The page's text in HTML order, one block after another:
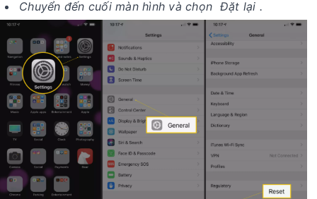
Chuyển đến cuối màn hình và chọn Đặt lại .